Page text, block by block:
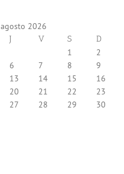
agosto 2026
J V S D
1
2
6 7 8
9
13 14 15
16
20 21 22
23
27 28 29
30